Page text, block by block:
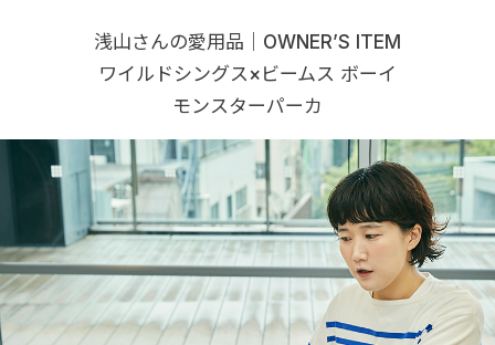
浅山さんの愛用品｜OWNER’S ITEM
ワイルドシングス×ビームス ボーイ
モンスターパーカ